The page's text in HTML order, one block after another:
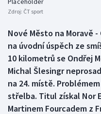
Biatlon
Boby a skeleton
Box
Curling
Dostihy
Aplikace ČT sport
AZ kvíz
Zdroj: ČT sport
Nové Město na Moravě
na úvodní úspěch ze
10 kilometrů se Ondřej
Michal Šlesingr
na 24. místě.
střelba. Titul získal Nor
Martinem Fourcadem z